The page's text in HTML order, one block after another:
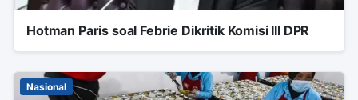
Hotman Paris soal Febrie Dikritik Komisi III DPR
Nasional